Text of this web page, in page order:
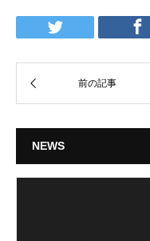
NEWS